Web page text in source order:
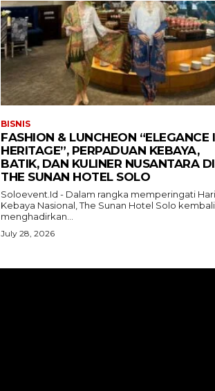
BISNIS
FASHION & LUNCHEON “ELEGANCE
HERITAGE”, PERPADUAN KEBAYA,
BATIK, DAN KULINER NUSANTARA DI
THE SUNAN HOTEL SOLO
Soloevent.Id - Dalam rangka memperingati Hari
Kebaya Nasional, The Sunan Hotel Solo kembali
menghadirkan...
July 28, 2026